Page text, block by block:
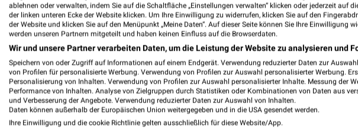
Weitere DAS FUTTERHAUS Geschäfte mit Angeboten
1 Ergebnisse Ort mit Angeboten
DAS FUTTERHAUS Angebote in Schwandorf
ablehnen oder verwalten, indem Sie auf die Schaltfläche „Einstellungen verwalten“ klicken oder jederzeit auf
der linken unteren Ecke der Website klicken. Um Ihre Einwilligung zu widerrufen, klicken Sie auf den
der Website und klicken Sie auf den Menüpunkt „Meine Daten“. Auf dieser Seite können Sie Ihre Einwilligung
werden unseren Partnern mitgeteilt und haben keinen Einfluss auf die Browserdaten.
Wir und unsere Partner verarbeiten Daten, um die Leistung der Website zu analysieren und
Speichern von oder Zugriff auf Informationen auf einem Endgerät. Verwendung reduzierter Daten zur
von Profilen für personalisierte Werbung. Verwendung von Profilen zur Auswahl personalisierter Werbung.
Personalisierung von Inhalten. Verwendung von Profilen zur Auswahl personalisierter Inhalte. Messung der
Performance von Inhalten. Analyse von Zielgruppen durch Statistiken oder Kombinationen von Daten aus
und Verbesserung der Angebote. Verwendung reduzierter Daten zur Auswahl von Inhalten.
Daten können außerhalb der Europäischen Union weitergegeben und in die USA gesendet werden.
Ihre Einwilligung und die cookie Richtlinie gelten ausschließlich für diese Website/App.